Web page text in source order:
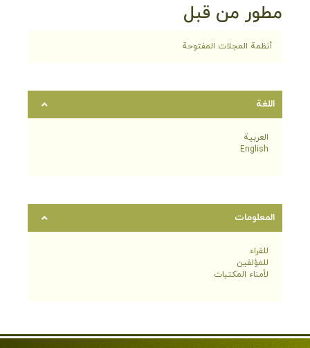
مطور من قبل
أنظمة المجلات المفتوحة
اللغة
العربية
English
المعلومات
للقراء
للمؤلفين
لأمناء المكتبات